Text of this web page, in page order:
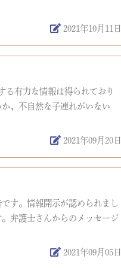
2021年10月11日
る有力な情報は得られており
、不自然な子連れがいない
2021年09月20日
す。情報開示が認められまし
弁護士さんからのメッセージ
2021年09月05日